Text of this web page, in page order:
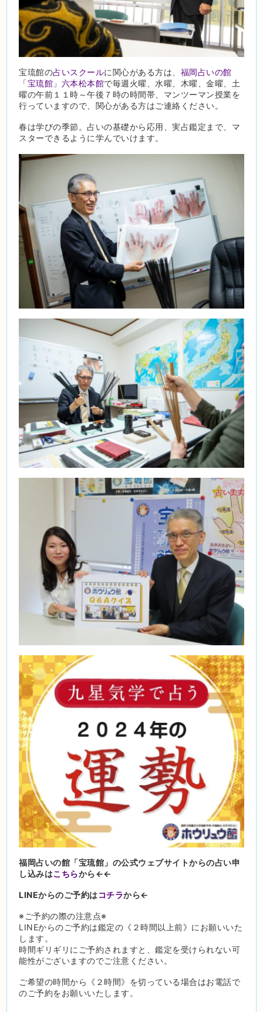
宝琉館の占いスクールに関心がある方は、 福岡占いの館
「宝琉館」六本松本館で毎週火曜、水曜、木曜、金曜、土
曜の午前１１時～午後７時の時間帯、マンツーマン授業を
行っていますので、関心がある方はご連絡ください。
春は学びの季節。占いの基礎から応用、実占鑑定まで、マ
スターできるように学んでいけます。
福岡占いの館「宝琉館」の公式ウェブサイトからの占い申
し込みはこちらから←←
LINEからのご予約はコチラから←
※ご予約の際の注意点※
LINEからのご予約は鑑定の《２時間以上前》にお願いいた
します。
時間ギリギリにご予約されますと、鑑定を受けられない可
能性がございますのでご注意ください。
ご希望の時間から《２時間》を切っている場合はお電話で
のご予約をお願いいたします。